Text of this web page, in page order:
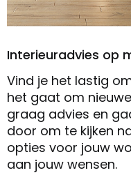
Interieuradvies op
Vind je het lastig
het gaat om
graag advies en
door om te kijken
opties voor jouw
aan jouw wensen.